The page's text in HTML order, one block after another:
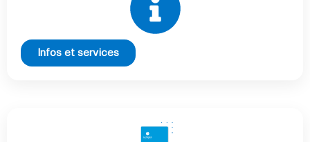
Infos et services